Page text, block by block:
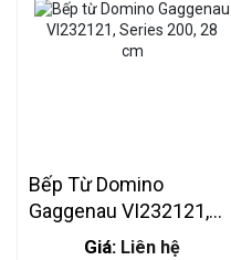
Bếp Từ Domino
Gaggenau VI232121,
Series 200, 28 Cm
Giá: Liên hệ